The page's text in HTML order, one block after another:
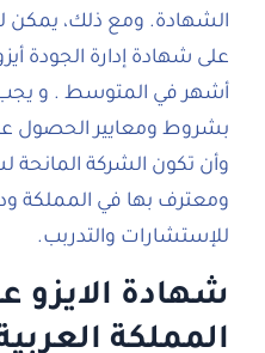
الشهادة. ومع ذلك،
أشهر في المتوسط . و يجب
بشروط ومعايير الحصول
وأن تكون الشركة المانحة
ومعترف بها في المملكة
للإستشارات والتدربب.
شهادة الايزو
المملكة